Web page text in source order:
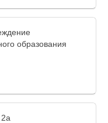
образования